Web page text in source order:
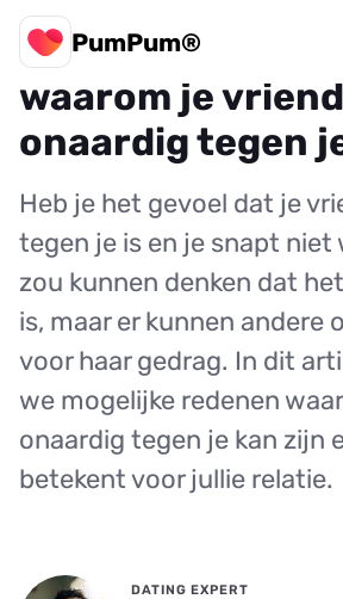
PumPum®
10 mogelijke
waarom je
onaardig tegen
Heb je het gevoel dat je
tegen je is en je snapt niet
zou kunnen denken dat
is, maar er kunnen andere
voor haar gedrag. In dit
we mogelijke redenen
onaardig tegen je kan zijn
betekent voor jullie relatie.
DATING EXPERT